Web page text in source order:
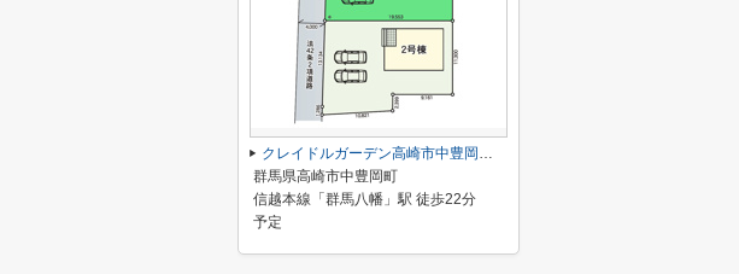
クレイドルガーデン高崎市中豊岡町第3ー①
群馬県高崎市中豊岡町
信越本線「群馬八幡」駅 徒歩22分
予定